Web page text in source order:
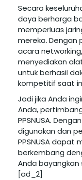
Secara
daya berharga
memperluas
mereka. Dengan
acara
menyediakan
untuk berhasil
kompetitif saat
Jadi jika Anda
Anda,
PPSNUSA.
digunakan dan
PPSNUSA dapat
berkembang
Anda bayangkan
[ad_2]